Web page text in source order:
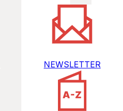
NEWSLETTER